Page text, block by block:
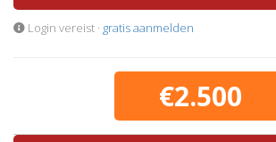
Login vereist · gratis aanmelden
€2.500